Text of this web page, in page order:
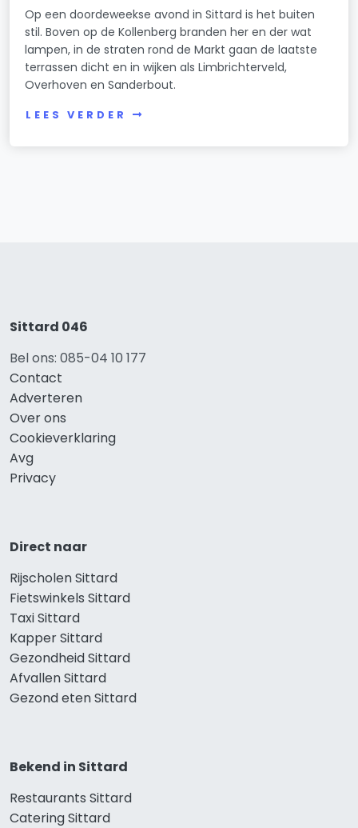
Op een doordeweekse avond in Sittard is het buiten
stil. Boven op de Kollenberg branden her en der wat
lampen, in de straten rond de Markt gaan de laatste
terrassen dicht en in wijken als Limbrichterveld,
Overhoven en Sanderbout.
LEES VERDER
Sittard 046
Bel ons: 085-04 10 177
Contact
Adverteren
Over ons
Cookieverklaring
Avg
Privacy
Direct naar
Rijscholen Sittard
Fietswinkels Sittard
Taxi Sittard
Kapper Sittard
Gezondheid Sittard
Afvallen Sittard
Gezond eten Sittard
Bekend in Sittard
Restaurants Sittard
Catering Sittard